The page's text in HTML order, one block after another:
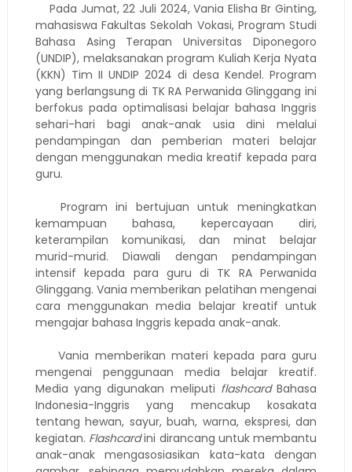
Pada Jumat, 22 Juli 2024, Vania Elisha Br Ginting,
mahasiswa Fakultas Sekolah Vokasi, Program Studi
Bahasa Asing Terapan Universitas Diponegoro
(UNDIP), melaksanakan program Kuliah Kerja Nyata
(KKN) Tim II UNDIP 2024 di desa Kendel. Program
yang berlangsung di TK RA Perwanida Glinggang ini
berfokus pada optimalisasi belajar bahasa Inggris
sehari-hari bagi anak-anak usia dini melalui
pendampingan dan pemberian materi belajar
dengan menggunakan media kreatif kepada para
guru.
Program ini bertujuan untuk meningkatkan
kemampuan bahasa, kepercayaan diri,
keterampilan komunikasi, dan minat belajar
murid-murid. Diawali dengan pendampingan
intensif kepada para guru di TK RA Perwanida
Glinggang. Vania memberikan pelatihan mengenai
cara menggunakan media belajar kreatif untuk
mengajar bahasa Inggris kepada anak-anak.
Vania memberikan materi kepada para guru
mengenai penggunaan media belajar kreatif.
Media yang digunakan meliputi flashcardBahasa
Indonesia-Inggris yang mencakup kosakata
tentang hewan, sayur, buah, warna, ekspresi, dan
kegiatan. Flashcardini dirancang untuk membantu
anak-anak mengasosiasikan kata-kata dengan